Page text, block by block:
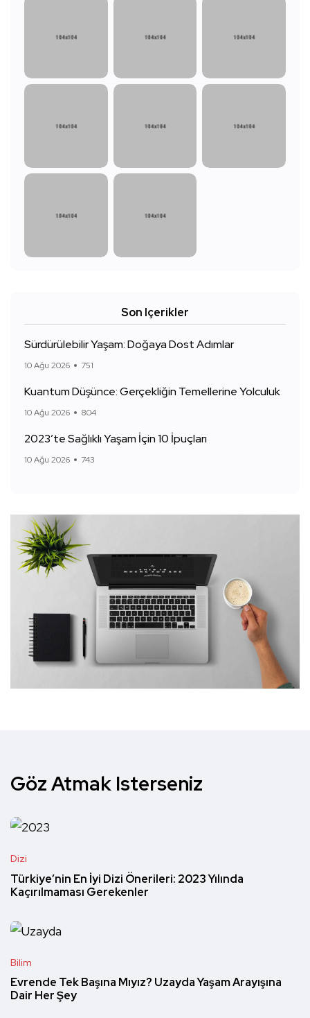
Son Içerikler
Sürdürülebilir Yaşam: Doğaya Dost Adımlar
10 Ağu 2026 751
Kuantum Düşünce: Gerçekliğin Temellerine Yolculuk
10 Ağu 2026 804
2023’te Sağlıklı Yaşam İçin 10 İpuçları
10 Ağu 2026 743
Göz Atmak Isterseniz
Dizi
Türkiye’nin En İyi Dizi Önerileri: 2023 Yılında
Kaçırılmaması Gerekenler
Bilim
Evrende Tek Başına Mıyız? Uzayda Yaşam Arayışına
Dair Her Şey